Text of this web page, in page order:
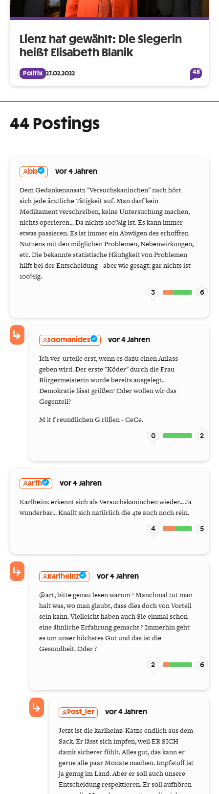
Lienz hat gewählt: Die Siegerin
heißt Elisabeth Blanik
Politik 27.02.2022 48
44 Postings
bb vor 4 Jahren
Dem Gedankenansatz "Versuchskaninchen" nach hört
sich jede ärztliche Tätigkeit auf. Man darf kein
Medikament verschreiben, keine Untersuchung machen,
nichts operieren... Da nichts 100%ig ist. Es kann immer
etwas passieren. Es ist immer ein Abwägen des erhofften
Nutzens mit den möglichen Problemen, Nebenwirkungen,
etc. Die bekannte statistische Häufigkeit von Problemen
hilft bei der Entscheidung - aber wie gesagt: gar nichts ist
100%ig.
3 6
soomanides vor 4 Jahren
Ich ver-urteile erst, wenn es dazu einen Anlass
geben wird. Der erste "Köder" durch die Frau
Bürgermeisterin wurde bereits ausgelegt.
Demokratie lässt grüßen! Oder wollen wir das
Gegenteil?
M it f reundlichen G rüßen - CeCe.
0 2
arth vor 4 Jahren
Karlheinz erkennt sich als Versuchskaninchen wieder... Ja
wunderbar... Knallt sich natürlich die 4te auch noch rein.
4 5
karlheinz vor 4 Jahren
@art, bitte genau lesen warum ! Manchmal tut man
halt was, wo man glaubt, dass dies doch von Vorteil
sein kann. Vielleicht haben auch Sie einmal schon
eine ähnliche Erfahrung gemacht ? Immerhin geht
es um unser höchstes Gut und das ist die
Gesundheit. Oder ?
2 6
Post_ler vor 4 Jahren
Jetzt ist die karlheinz-Katze endlich aus dem
Sack. Er lässt sich impfen, weil ER SICH
damit sicherer fühlt. Alles gut, das kann er
gerne alle paar Monate machen. Impfstoff ist
ja genug im Land. Aber er soll auch unsere
Entscheidung respektieren. Er soll aufhören